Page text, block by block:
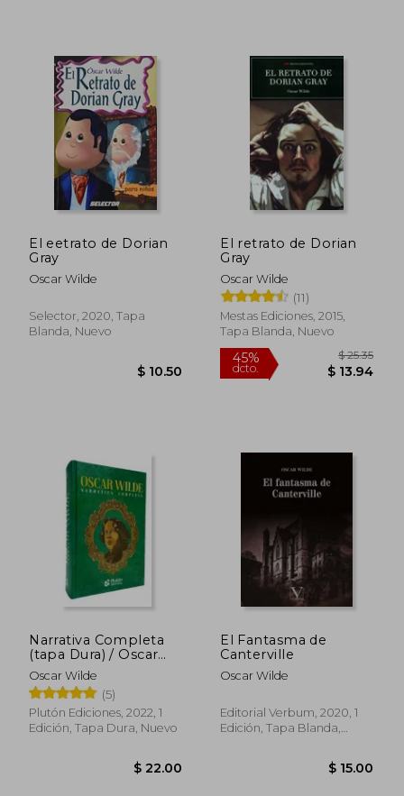
El eetrato de Dorian
Gray
Oscar Wilde
Selector, 2020, Tapa
Blanda, Nuevo
El retrato de Dorian
Gray
Oscar Wilde
(11)
Mestas Ediciones, 2015,
Tapa Blanda, Nuevo
Narrativa Completa
(tapa Dura) / Oscar
Wilde
Oscar Wilde
(5)
Plutón Ediciones, 2022, 1
Edición, Tapa Dura, Nuevo
El Fantasma de
Canterville
Oscar Wilde
Editorial Verbum, 2020, 1
Edición, Tapa Blanda,